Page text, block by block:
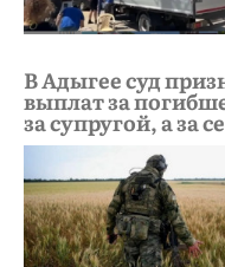
В Адыгее суд
выплат за
за супругой, а за